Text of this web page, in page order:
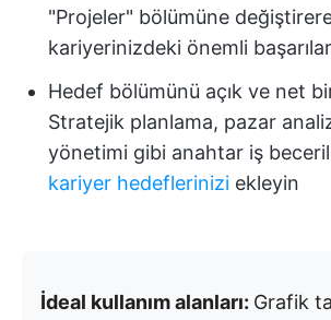
"Projeler" bölümüne
kariyerinizdeki önemli
Hedef bölümünü açık ve net
Stratejik planlama, pazar
yönetimi gibi anahtar iş
kariyer hedeflerinizi ekleyin
İdeal kullanım alanları: Grafik